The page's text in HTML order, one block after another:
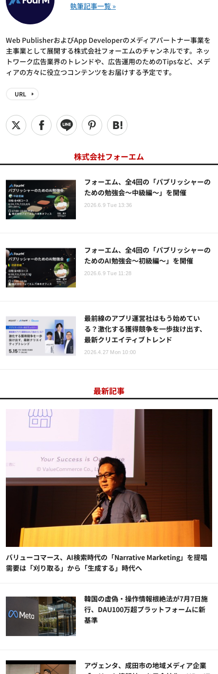
Web PublisherおよびApp Developerのメディアパートナー事業を
主事業として展開する株式会社フォーエムのチャンネルです。ネッ
トワーク広告業界のトレンドや、広告運用のためのTipsなど、メデ
ィアの方々に役立つコンテンツをお届けする予定です。
URL
株式会社フォーエム
フォーエム、全4回の「パブリッシャーの
ための勉強会～中級編～」を開催
2026.6.9 Tue 13:36
フォーエム、全4回の「パブリッシャーの
ためのAI勉強会～初級編～」を開催
2026.6.9 Tue 11:28
最前線のアプリ運営社はもう始めてい
る？激化する獲得競争を一歩抜け出す、
最新クリエイティブトレンド
2026.4.27 Mon 10:00
最新記事
バリューコマース、AI検索時代の「Narrative Marketing」を提唱
需要は「刈り取る」から「生成する」時代へ
韓国の虚偽・操作情報根絶法が7月7日施
行、DAU100万超プラットフォームに新
基準
アヴェンタ、成田市の地域メディア企業